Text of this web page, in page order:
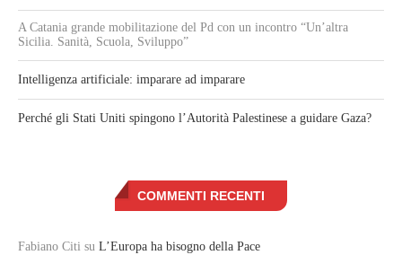
A Catania grande mobilitazione del Pd con un incontro “Un’altra
Sicilia. Sanità, Scuola, Sviluppo”
Intelligenza artificiale: imparare ad imparare
Perché gli Stati Uniti spingono l’Autorità Palestinese a guidare Gaza?
COMMENTI RECENTI
Fabiano Citi su L’Europa ha bisogno della Pace